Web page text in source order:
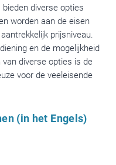
diverse opties
worden aan de eisen
prijsniveau.
en de mogelijkheid
diverse opties is de
voor de veeleisende
(in het Engels)